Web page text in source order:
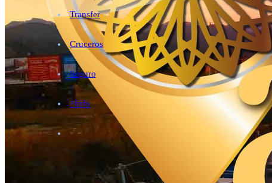
Transfer
Cruceros
Seguro
+Info